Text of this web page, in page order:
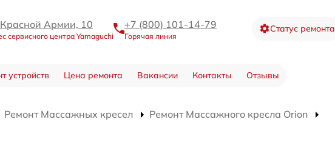
Армии, 10
сервисного центра Yamaguchi
+7 (800) 101-14-79
Горячая линия
Статус ремонта
устройств Цена ремонта Вакансии Контакты Отзывы
Ремонт Массажных кресел
Ремонт Массажного кресла Orion